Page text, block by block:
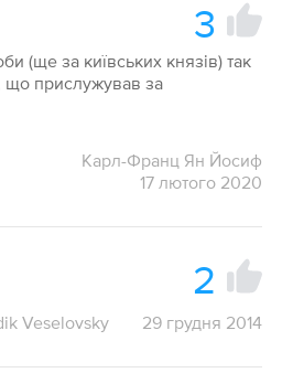
3
(ще за київських князів) так
що прислужував за
Карл-Франц Ян Йосиф
17 лютого 2020
2
Veselovsky 29 грудня 2014